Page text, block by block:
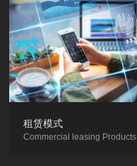
租赁模式
Commercial leasing Products